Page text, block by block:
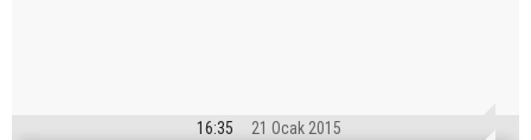
16:35 21 Ocak 2015